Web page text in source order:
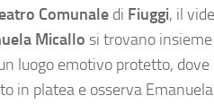
Comunale di Fiuggi, il
Micallo si trovano
luogo emotivo protetto, dove
in platea e osserva